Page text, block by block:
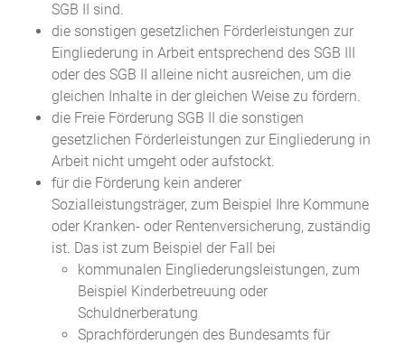
SGB II sind.
die sonstigen gesetzlichen Förderleistungen zur
Eingliederung in Arbeit entsprechend des SGB III
oder des SGB II alleine nicht ausreichen, um die
gleichen Inhalte in der gleichen Weise zu fördern.
die Freie Förderung SGB II die sonstigen
gesetzlichen Förderleistungen zur Eingliederung in
Arbeit nicht umgeht oder aufstockt.
für die Förderung kein anderer
Sozialleistungsträger, zum Beispiel Ihre Kommune
oder Kranken- oder Rentenversicherung, zuständig
ist. Das ist zum Beispiel der Fall bei
kommunalen Eingliederungsleistungen, zum
Beispiel Kinderbetreuung oder
Schuldnerberatung
Sprachförderungen des Bundesamts für